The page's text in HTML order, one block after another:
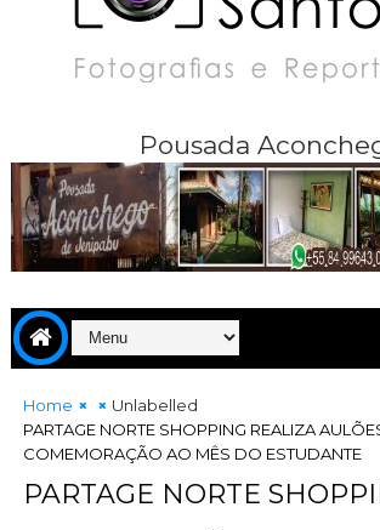
Pousada
Home
Unlabelled
PARTAGE NORTE SHOPPING REALIZA
COMEMORAÇÃO AO MÊS DO ESTUDANTE
PARTAGE NORTE